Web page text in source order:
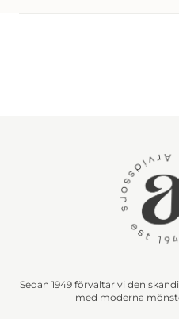
Sedan 1949 förvaltar vi den
med moderna